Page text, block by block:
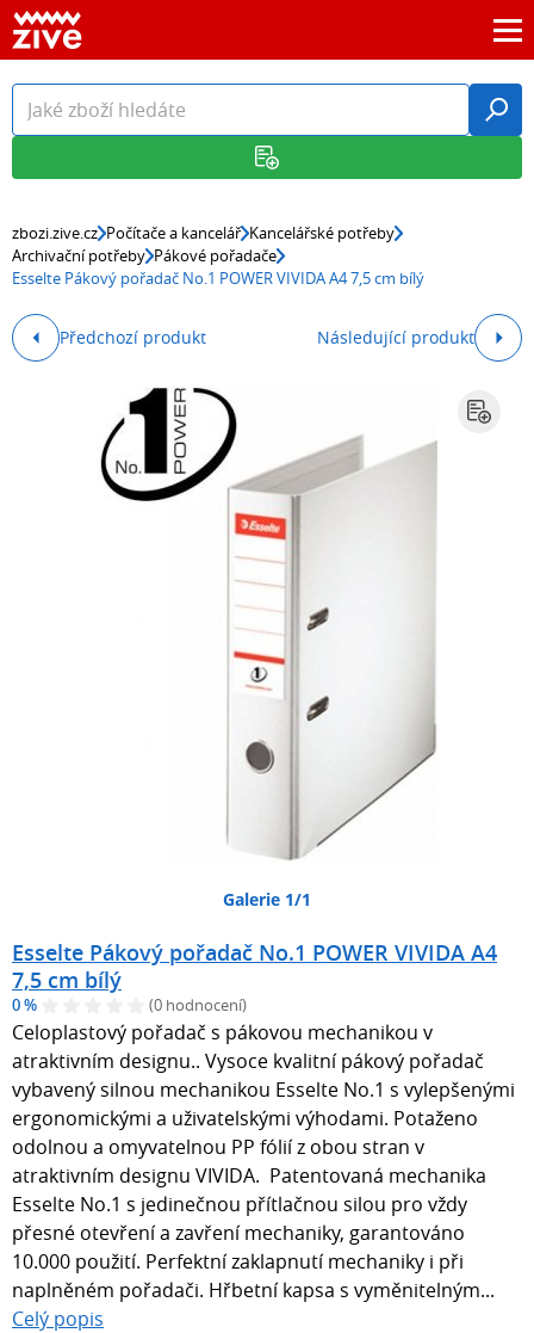
zbozi.zive.cz Počítače a kancelář Kancelářské potřeby
Archivační potřeby Pákové pořadače
Esselte Pákový pořadač No.1 POWER VIVIDA A4 7,5 cm bílý
Předchozí produkt Následující produkt
Galerie 1/1
Esselte Pákový pořadač No.1 POWER VIVIDA A4
7,5 cm bílý
0 % (0 hodnocení)
Celoplastový pořadač s pákovou mechanikou v
atraktivním designu.. Vysoce kvalitní pákový pořadač
vybavený silnou mechanikou Esselte No.1 s vylepšenými
ergonomickými a uživatelskými výhodami. Potaženo
odolnou a omyvatelnou PP fólií z obou stran v
atraktivním designu VIVIDA. Patentovaná mechanika
Esselte No.1 s jedinečnou přítlačnou silou pro vždy
přesné otevření a zavření mechaniky, garantováno
10.000 použití. Perfektní zaklapnutí mechaniky i při
naplněném pořadači. Hřbetní kapsa s vyměnitelným...
Celý popis